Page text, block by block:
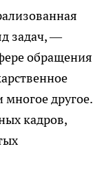
задач, —
обращения
другое.
кадров,